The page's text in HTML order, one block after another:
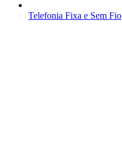
Telefonia Fixa e Sem Fio